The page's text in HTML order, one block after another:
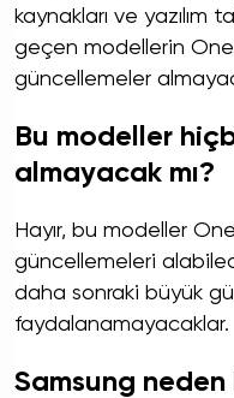
kaynakları ve yazılım
geçen modellerin One
güncellemeler
Bu modeller
almayacak mı?
Hayır, bu modeller
güncellemeleri
daha sonraki büyük
faydalanamayacaklar.
Samsung